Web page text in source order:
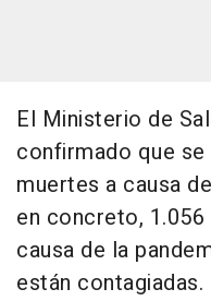
El Ministerio de
confirmado que se
muertes a causa
en concreto,
causa de la
están contagiadas.